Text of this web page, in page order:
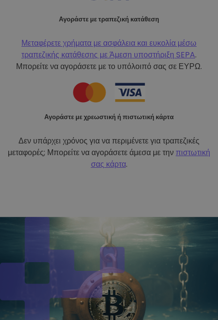
Αγοράστε με τραπεζική κατάθεση
Μεταφέρετε χρήματα με ασφάλεια και ευκολία μέσω
τραπεζικής κατάθεσης μεΆμεση υποστήριξη SEPA.
Μπορείτε να αγοράσετε με το υπόλοιπό σας σε ΕΥΡΩ.
Αγοράστε με χρεωστική ή πιστωτική κάρτα
Δεν υπάρχει χρόνος για να περιμένετε για τραπεζικές
μεταφορές; Μπορείτε να αγοράσετε άμεσα με τηνπιστωτική
σας κάρτα.